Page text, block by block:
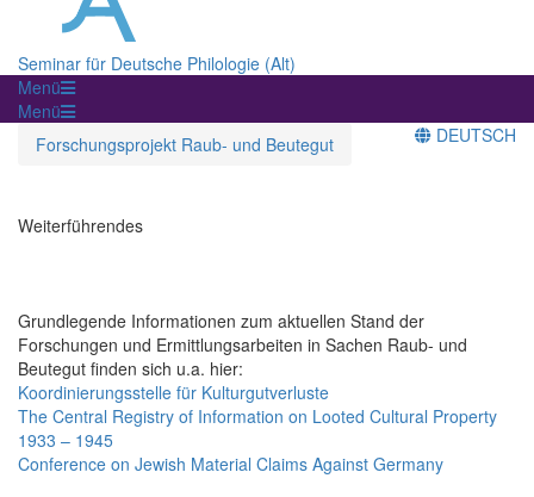
Seminar für Deutsche Philologie (Alt)
Menü
Menü
Forschungsprojekt Raub- und Beutegut
DEUTSCH
Weiterführendes
Grundlegende Informationen zum aktuellen Stand der
Forschungen und Ermittlungsarbeiten in Sachen Raub- und
Beutegut finden sich u.a. hier:
Koordinierungsstelle für Kulturgutverluste
The Central Registry of Information on Looted Cultural Property
1933 – 1945
Conference on Jewish Material Claims Against Germany